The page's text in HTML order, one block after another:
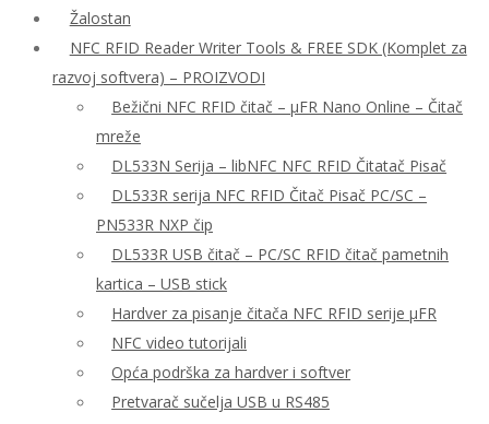
Žalostan
NFC RFID Reader Writer Tools & FREE SDK (Komplet za
razvoj softvera) – PROIZVODI
Bežični NFC RFID čitač – μFR Nano Online – Čitač
mreže
DL533N Serija – libNFC NFC RFID Čitatač Pisač
DL533R serija NFC RFID Čitač Pisač PC/SC –
PN533R NXP čip
DL533R USB čitač – PC/SC RFID čitač pametnih
kartica – USB stick
Hardver za pisanje čitača NFC RFID serije μFR
NFC video tutorijali
Opća podrška za hardver i softver
Pretvarač sučelja USB u RS485